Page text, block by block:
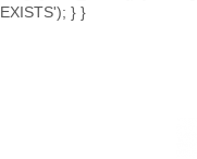
EXISTS'); } }